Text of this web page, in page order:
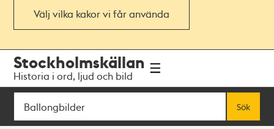
Välj vilka kakor vi får använda
navigationen
huvudinnehållet
Stockholmskällan
Historia i ord, ljud och bild
Sök
Sök